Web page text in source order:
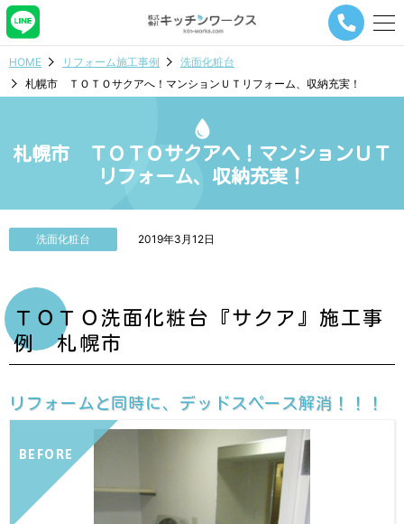
メ
ナ
ー
シ
ボ
HOME リフォーム施工事例
洗面化粧台
札幌市 ＴＯＴＯサクアへ！マンションＵＴリフォーム、収納充実！
札幌市 ＴＯＴＯサクアへ！マンションＵＴ
リフォーム、収納充実！
洗面化粧台 2019年3月12日
ＴＯＴＯ洗面化粧台『サクア』施工事
例 札幌市
リフォームと同時に、デッドスペース解消！！！
BEFORE